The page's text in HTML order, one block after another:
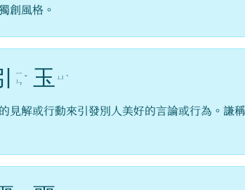
創風格。
ㄧ
ㄣ ˇ 玉 ㄩ ˋ
見解或行動來引發別人美好的言論或行為。謙